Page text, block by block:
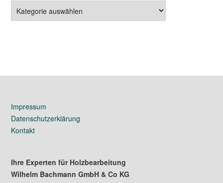
Impressum
Datenschutzerklärung
Kontakt
Ihre Experten für Holzbearbeitung
Wilhelm Bachmann GmbH & Co KG